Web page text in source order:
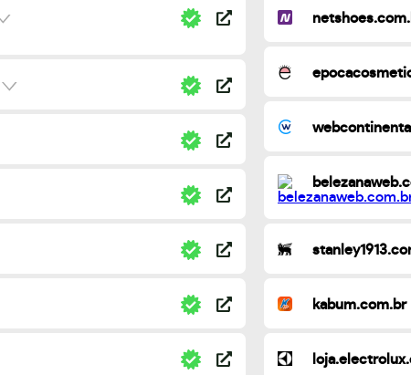
kabum.com.br